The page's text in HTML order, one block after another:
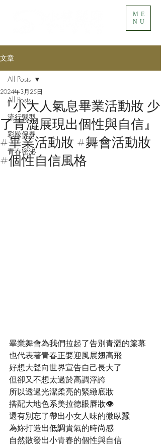
ME
NU
文章
All Posts
流行髮型
彩妝保養
青春密泌
All Posts
『小大人氣息畢業活動妝 少
了青澀展現出個性與自信』
#畢業活動妝 #舞會活動妝
#個性自信風格
2024年3月25日
畢業舞會為我們拉起了告別青澀的簾幕
也代表著青春正要迎風展翅高飛
好想大聲向世界宣告自己長大了
但卻又不想太過於高調浮誇
所以透過光潔柔亮的緊緻底妝
搭配大地色系美拉德眼唇妝👁️
還有別忘了帶出小女人味的微臥蠶
為妳打造出低調貴氣的時尚感
自然散發出小青春的個性與自信